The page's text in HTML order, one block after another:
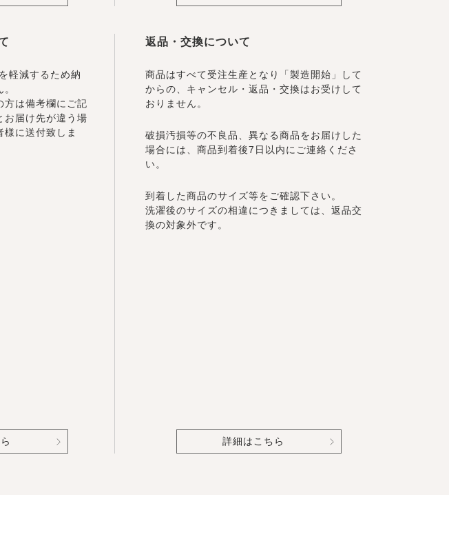
軽減するため納
方は備考欄にご記
お届け先が違う場
に送付致しま
返品・交換について
商品はすべて受注生産となり「製造開始」して
からの、キャンセル・返品・交換はお受けして
おりません。
破損汚損等の不良品、異なる商品をお届けした
場合には、商品到着後7日以内にご連絡くださ
い。
到着した商品のサイズ等をご確認下さい。
洗濯後のサイズの相違につきましては、返品交
換の対象外です。
詳細はこちら